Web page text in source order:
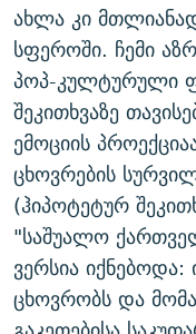
ახლა კი
სფეროში. ჩემი
პოპ-კულტურული
შეკითხვაზე
ემოციის
ცხოვრების
(ჰიპოტეტურ
"საშუალო
ვერსია
ცხოვრობს და